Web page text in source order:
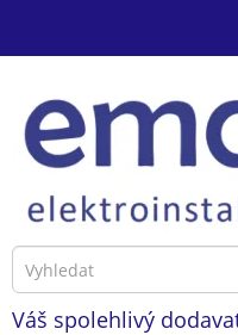
Váš spolehlivý